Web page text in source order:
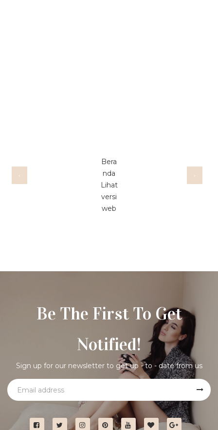
‹ ›
Bera
nda
Lihat
versi
web
Be The First To Get
Notified!
Sign up for our newsletter to get up - to - date from us